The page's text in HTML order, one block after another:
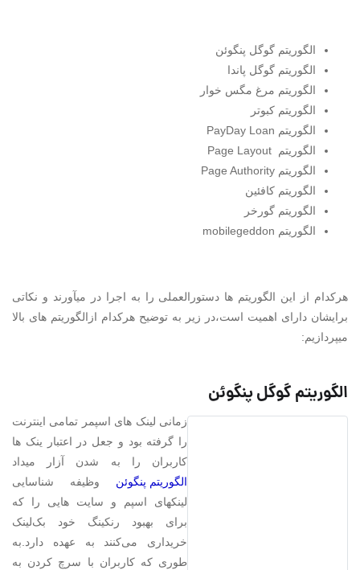
الگوریتم گوگل پنگوئن
الگوریتم گوگل پاندا
الگوریتم مرغ مگس خوار
الگوریتم کبوتر
الگوریتم PayDay Loan
الگوریتم Page Layout
الگوریتم Page Authority
الگوریتم کافئین
الگوریتم گورخر
الگوریتم mobilegeddon
هرکدام از این الگوریتم ها دستورالعملی را به اجرا در میآورند و نکاتی
برایشان دارای اهمیت است،در زیر به توضیح هرکدام ازالگوریتم های بالا
میپردازیم:
الگوریتم گوگل پنگوئن
زمانی لینک های اسپمر تمامی اینترنت
را گرفته بود و جعل در اعتبار ینک ها
کاربران را به شدن آزار میداد
الگوریتم پنگوئن وظیفه شناسایی
لینکهای اسپم و سایت هایی را که
برای بهبود رنکینگ خود بک‌لینک
خریداری می‌کنند به عهده دارد.به
طوری که کاربران با سرچ کردن به